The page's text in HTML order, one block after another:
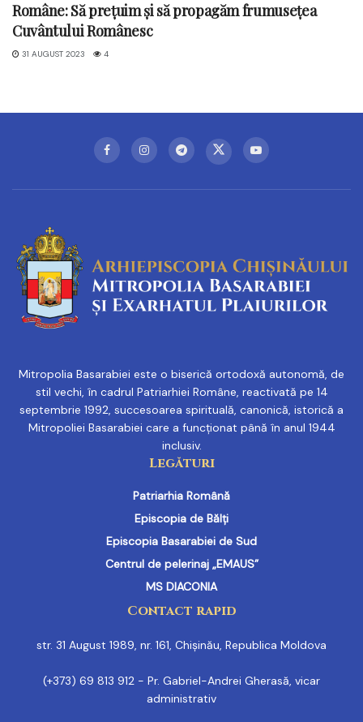
Române: Să prețuim și să propagăm frumusețea
Cuvântului Românesc
31 AUGUST 2023 4
Mitropolia Basarabiei este o biserică ortodoxă autonomă, de
stil vechi, în cadrul Patriarhiei Române, reactivată pe 14
septembrie 1992, succesoarea spirituală, canonică, istorică a
Mitropoliei Basarabiei care a funcționat până în anul 1944
inclusiv.
Legături
Patriarhia Română
Episcopia de Bălți
Episcopia Basarabiei de Sud
Centrul de pelerinaj „EMAUS”
MS DIACONIA
Contact rapid
str. 31 August 1989, nr. 161, Chișinău, Republica Moldova
(+373) 69 813 912 - Pr. Gabriel-Andrei Gherasă, vicar
administrativ